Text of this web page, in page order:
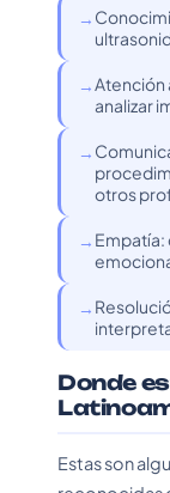
Atención
analizar
otros
Empatía:
Donde
Estas son